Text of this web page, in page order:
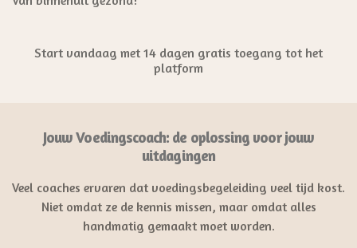
Start vandaag met 14 dagen gratis toegang tot het
platform
Jouw Voedingscoach: de oplossing voor jouw
uitdagingen
Veel coaches ervaren dat voedingsbegeleiding veel tijd kost.
Niet omdat ze de kennis missen, maar omdat alles
handmatig gemaakt moet worden.